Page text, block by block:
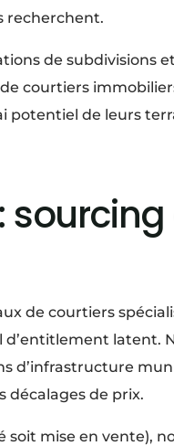
recherchent.
de subdivisions
courtiers
potentiel de leurs
de courtiers
d’entitlement latent.
d’infrastructure
décalages de prix.
mise en vente),